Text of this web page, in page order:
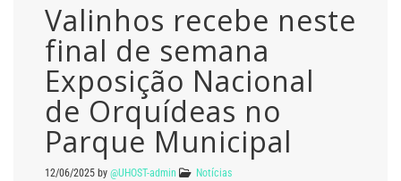
Valinhos recebe neste
final de semana
Exposição Nacional
de Orquídeas no
Parque Municipal
12/06/2025 by @UHOST-admin Notícias